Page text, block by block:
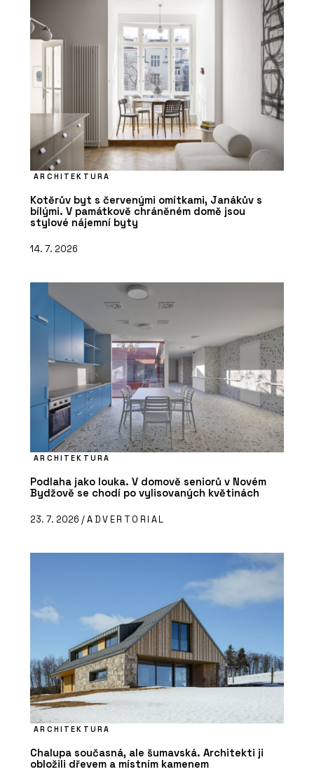
ARCHITEKTURA
Kotěrův byt s červenými omítkami, Janákův s
bílými. V památkově chráněném domě jsou
stylové nájemní byty
14. 7. 2026
ARCHITEKTURA
Podlaha jako louka. V domově seniorů v Novém
Bydžově se chodí po vylisovaných květinách
23. 7. 2026 /ADVERTORIAL
ARCHITEKTURA
Chalupa současná, ale šumavská. Architekti ji
obložili dřevem a místním kamenem